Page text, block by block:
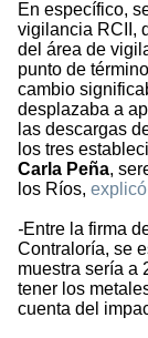
En específico,
vigilancia RCII,
del área de
punto de
cambio
desplazaba a
las descargas
los tres
Carla Peña,
los Ríos,
-Entre la firma
Contraloría, se
muestra sería a
tener los
cuenta del